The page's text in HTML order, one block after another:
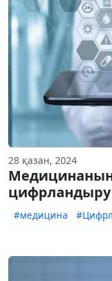
28 қазан, 2024
Медицинаның
цифрландыру
#медицина